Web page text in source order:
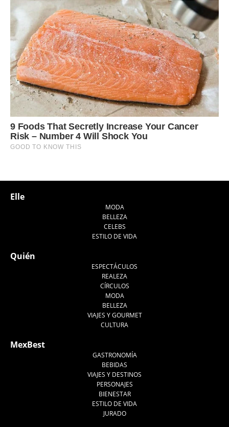
Elle
MODA
BELLEZA
CELEBS
ESTILO DE VIDA
Quién
ESPECTÁCULOS
REALEZA
CÍRCULOS
MODA
BELLEZA
VIAJES Y GOURMET
CULTURA
MexBest
GASTRONOMÍA
BEBIDAS
VIAJES Y DESTINOS
PERSONAJES
BIENESTAR
ESTILO DE VIDA
JURADO